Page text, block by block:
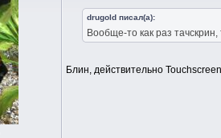
drugold писал(а):
Вообще-то как раз
Блин, действительно